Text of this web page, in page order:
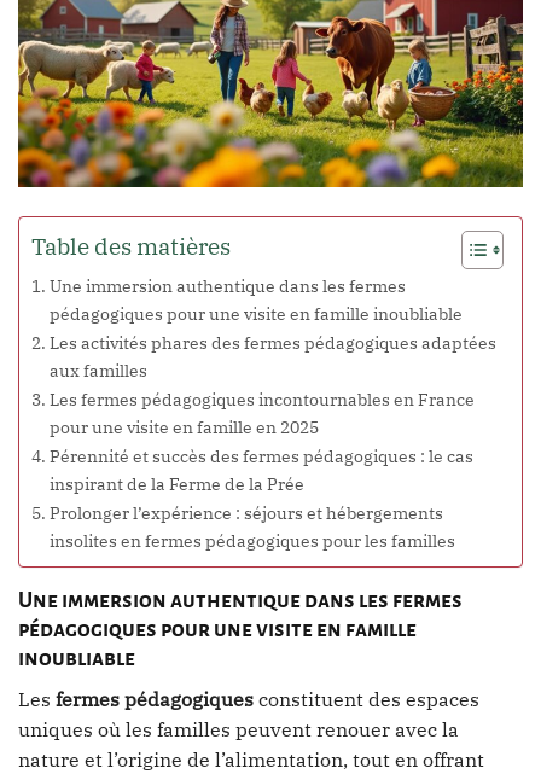
Table des matières
Une immersion authentique dans les fermes
pédagogiques pour une visite en famille inoubliable
Les activités phares des fermes pédagogiques adaptées
aux familles
Les fermes pédagogiques incontournables en France
pour une visite en famille en 2025
Pérennité et succès des fermes pédagogiques : le cas
inspirant de la Ferme de la Prée
Prolonger l’expérience : séjours et hébergements
insolites en fermes pédagogiques pour les familles
Une immersion authentique dans les fermes
pédagogiques pour une visite en famille
inoubliable
Les fermes pédagogiques constituent des espaces
uniques où les familles peuvent renouer avec la
nature et l’origine de l’alimentation, tout en offrant